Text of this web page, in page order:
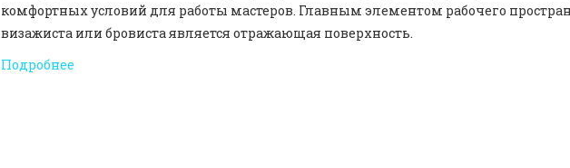
комфортных условий для работы мастеров. Главным элементом рабочего
визажиста или бровиста является отражающая поверхность.
Подробнее